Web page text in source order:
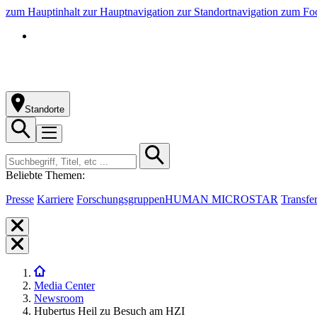
zum Hauptinhalt zur Hauptnavigation zur Standortnavigation zum
Standorte
Beliebte Themen:
Presse Karriere ForschungsgruppenHUMAN MICROSTAR Transfer
Media Center
Newsroom
Hubertus Heil zu Besuch am HZI